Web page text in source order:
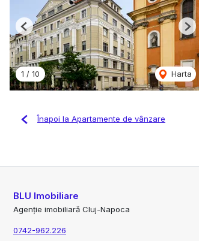
1 / 10 Harta
Previous Next
Înapoi la Apartamente de vânzare
BLU Imobiliare
Agenție imobiliară Cluj-Napoca
0742-962.226